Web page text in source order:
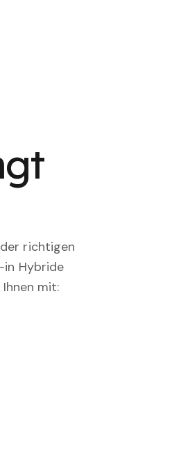
richtigen
in Hybride
mit: